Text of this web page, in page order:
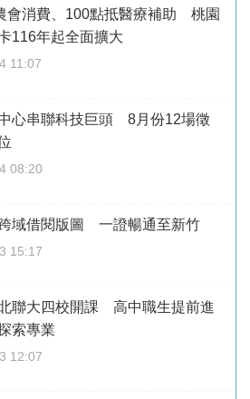
會消費、100點抵醫療補助 桃園
116年起全面擴大
11:07
心串聯科技巨頭 8月份12場徵
08:20
域借閱版圖 一證暢通至新竹
15:17
聯大四校開課 高中職生提前進
索專業
12:07